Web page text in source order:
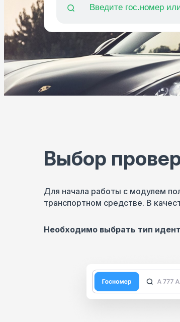
Выбор
Для начала работы с модулем
транспортном средстве. В
Необходимо выбрать тип